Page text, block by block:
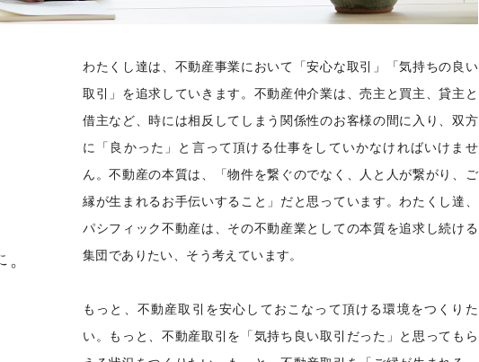
わたくし達は、不動産事業において「安心な取引」「気持ちの良い
取引」を追求していきます。不動産仲介業は、売主と買主、貸主と
借主など、時には相反してしまう関係性のお客様の間に入り、双方
に「良かった」と言って頂ける仕事をしていかなければいけませ
ん。不動産の本質は、「物件を繋ぐのでなく、人と人が繋がり、ご
縁が生まれるお手伝いすること」だと思っています。わたくし達、
パシフィック不動産は、その不動産業としての本質を追求し続ける
集団でありたい、そう考えています。
もっと、不動産取引を安心しておこなって頂ける環境をつくりた
い。もっと、不動産取引を「気持ち良い取引だった」と思ってもら